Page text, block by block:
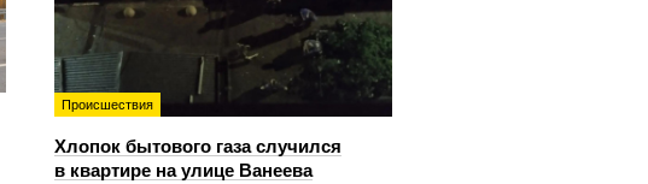
Происшествия
Хлопок бытового газа случился
в квартире на улице Ванеева